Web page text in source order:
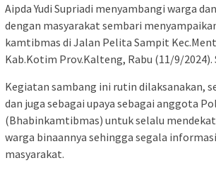
Aipda Yudi Supriadi menyambangi warga
dengan masyarakat sembari
kamtibmas di Jalan Pelita Sampit
Kab.Kotim Prov.Kalteng, Rabu (11/9/2024).
Kegiatan sambang ini rutin dilaksanakan,
dan juga sebagai upaya sebagai anggota
(Bhabinkamtibmas) untuk selalu
warga binaannya sehingga segala
masyarakat.